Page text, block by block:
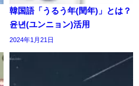
韓国語「うるう年(閏年)」とは？
윤년(ユンニョン)活用
2024年1月21日